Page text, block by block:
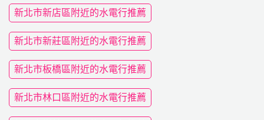
新北市新店區附近的水電行推薦
新北市新莊區附近的水電行推薦
新北市板橋區附近的水電行推薦
新北市林口區附近的水電行推薦